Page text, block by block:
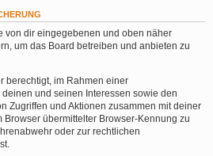
von dir eingegebenen und oben näher
um das Board betreiben und anbieten zu
berechtigt, im Rahmen einer
und seinen Interessen sowie den
Zugriffen und Aktionen zusammen mit deiner
Browser übermittelter Browser-Kennung zu
oder zur rechtlichen